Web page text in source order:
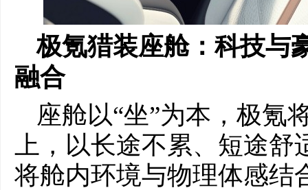
极氪猎装座舱：科技与
融合
座舱以“坐”为本，极氪
上，以长途不累、短途
将舱内环境与物理体感结